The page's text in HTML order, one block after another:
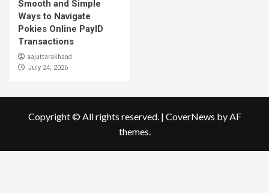
Smooth and Simple
Ways to Navigate
Pokies Online PayID
Transactions
aajuttarakhand
July 24, 2026
Copyright © All rights reserved. | CoverNews by AF
themes.